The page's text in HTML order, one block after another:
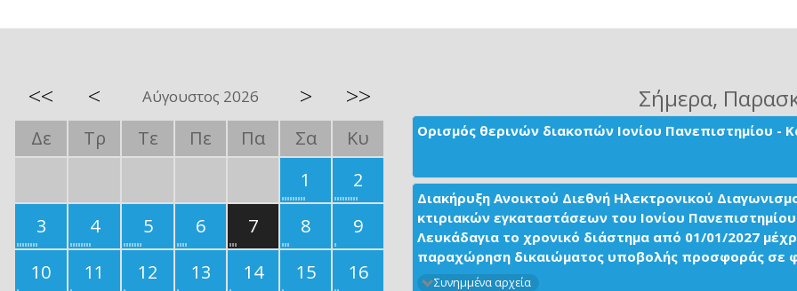
<< < Αύγουστος 2026 > >>
Δε Τρ Τε Πε Πα Σα
Κυ
1
2
3
4 5 6 7 8
9
10
11 12 13 14 15
16
Σήμερα,
Ορισμός θερινών διακοπών Ιονίου Πανεπιστημίου -
Διακήρυξη Ανοικτού Διεθνή Ηλεκτρονικού
κτιριακών εγκαταστάσεων του Ιονίου
Λευκάδαγια το χρονικό διάστημα από 01/01/2027
παραχώρηση δικαιώματος υποβολής προσφοράς σε
Συνημμένα αρχεία